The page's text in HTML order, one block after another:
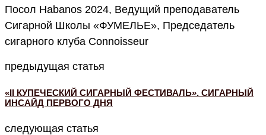
Посол Habanos 2024, Ведущий преподаватель
Сигарной Школы «ФУМЕЛЬЕ», Председатель
сигарного клуба Connoisseur
предыдущая статья
«II КУПЕЧЕСКИЙ СИГАРНЫЙ ФЕСТИВАЛЬ». СИГАРНЫЙ
ИНСАЙД ПЕРВОГО ДНЯ
следующая статья